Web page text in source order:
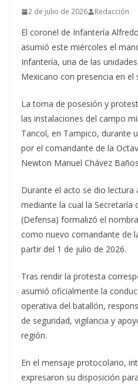
2 de julio de 2026 Redacción
El coronel de Infantería
asumió este miércoles el
Infantería, una de las
Mexicano con presencia en el
La toma de posesión y
las instalaciones del campo
Tancol, en Tampico, durante
por el comandante de la
Newton Manuel Chávez
Durante el acto se dio lectura
mediante la cual la Secretaría
(Defensa) formalizó el
como nuevo comandante de
partir del 1 de julio de 2026.
Tras rendir la protesta
asumió oficialmente la
operativa del batallón,
de seguridad, vigilancia y
región.
En el mensaje protocolario,
expresaron su disposición